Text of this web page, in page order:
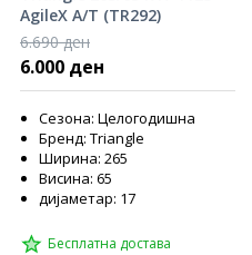
AgileX A/T (TR292)
6.690 ден
6.000 ден
Сезона: Целогодишна
Бренд: Triangle
Ширина: 265
Висина: 65
дијаметар: 17
Бесплатна достава